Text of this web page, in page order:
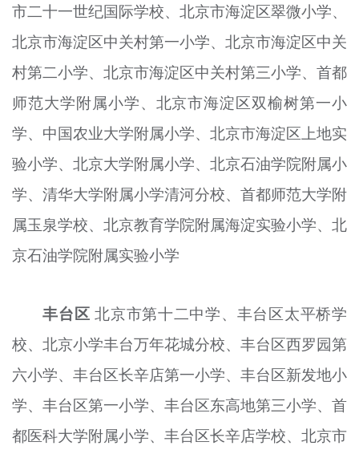
市二十一世纪国际学校、北京市海淀区翠微小学、
北京市海淀区中关村第一小学、北京市海淀区中关
村第二小学、北京市海淀区中关村第三小学、首都
师范大学附属小学、北京市海淀区双榆树第一小
学、中国农业大学附属小学、北京市海淀区上地实
验小学、北京大学附属小学、北京石油学院附属小
学、清华大学附属小学清河分校、首都师范大学附
属玉泉学校、北京教育学院附属海淀实验小学、北
京石油学院附属实验小学
丰台区 北京市第十二中学、丰台区太平桥学
校、北京小学丰台万年花城分校、丰台区西罗园第
六小学、丰台区长辛店第一小学、丰台区新发地小
学、丰台区第一小学、丰台区东高地第三小学、首
都医科大学附属小学、丰台区长辛店学校、北京市